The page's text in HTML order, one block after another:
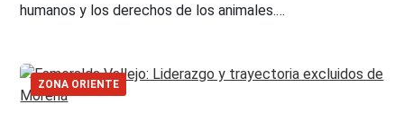
humanos y los derechos de los animales.…
ZONA ORIENTE